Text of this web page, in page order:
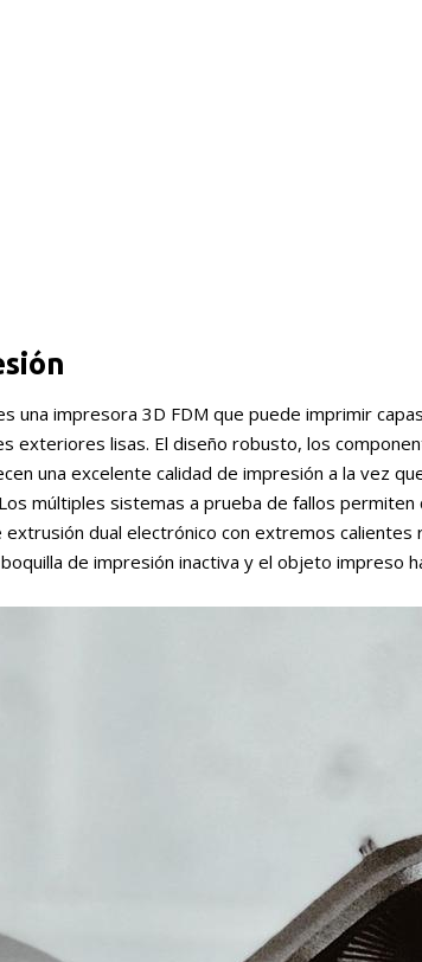
una impresora 3D FDM que puede imprimir
exteriores lisas. El diseño robusto, los
una excelente calidad de impresión a la vez
múltiples sistemas a prueba de fallos
dual electrónico con extremos calientes
de impresión inactiva y el objeto impreso